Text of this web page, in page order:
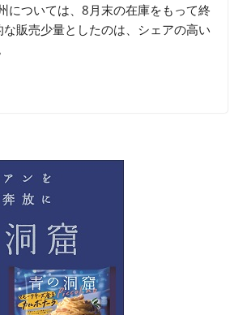
については、8月末の在庫をもって終
販売少量としたのは、シェアの高い